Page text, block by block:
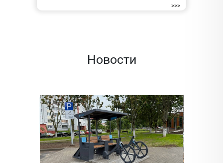
>>>
Новости